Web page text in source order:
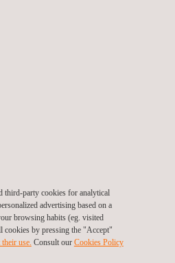
BLOG
third-party cookies for analytical
advertising based on a
browsing habits (eg. visited
cookies by pressing the "Accept"
use. Consult our Cookies Policy